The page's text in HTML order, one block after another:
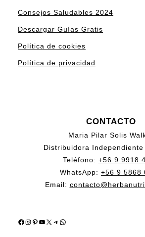
Consejos Saludables 2024
Descargar Guías Gratis
Política de cookies
Política de privacidad
CONTACTO
Maria Pilar Solis
Distribuidora
Teléfono: +56 9 9918
WhatsApp: +56 9 5868
Email:
Facebook
Instagram
Pinterest
YouTube
X Telegram
WhatsApp